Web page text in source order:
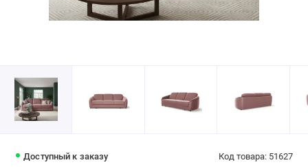
Доступный к заказу Код товара: 51627